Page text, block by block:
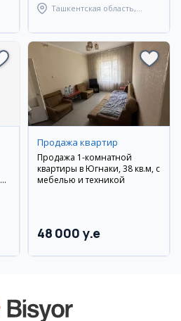
Ташкентская область,
Продажа квартир
Продажа 1-комнатной
квартиры в Югнаки, 38 кв.м, с
мебелью и техникой
48 000 y.e